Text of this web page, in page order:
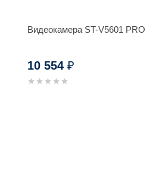
Видеокамера ST-V5601 PRO
10 554 ₽